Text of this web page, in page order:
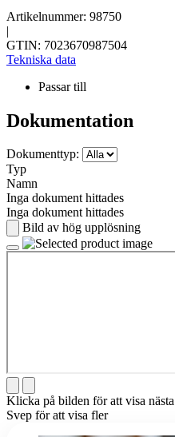
Artikelnummer: 98750
|
GTIN: 7023670987504
Tekniska data
Passar till
Dokumentation
Dokumenttyp:
Typ
Namn
Inga dokument hittades
Inga dokument hittades
Bild av hög upplösning
Klicka på bilden för att visa nästa
Svep för att visa fler